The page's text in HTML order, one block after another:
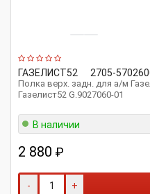
ГАЗЕЛИСТ52 2705-
Полка верх. задн. для а/м
Газелист52 G.9027060-01
В наличии
2 880 ₽
- +